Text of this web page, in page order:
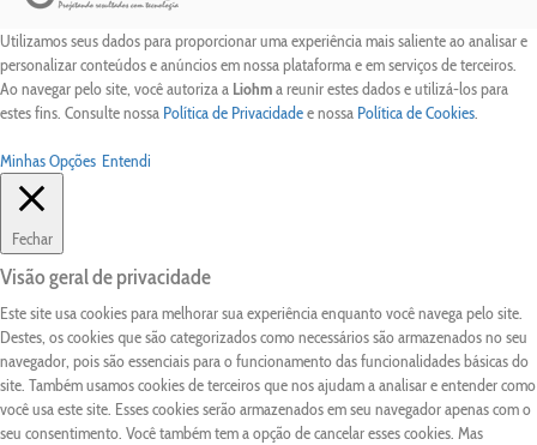
Utilizamos seus dados para proporcionar uma experiência mais saliente ao analisar e
personalizar conteúdos e anúncios em nossa plataforma e em serviços de terceiros.
Ao navegar pelo site, você autoriza a Liohma reunir estes dados e utilizá-los para
estes fins. Consulte nossa Política de Privacidadee nossa Política de Cookies.
Minhas Opções Entendi
Fechar
Visão geral de privacidade
Este site usa cookies para melhorar sua experiência enquanto você navega pelo site.
Destes, os cookies que são categorizados como necessários são armazenados no seu
navegador, pois são essenciais para o funcionamento das funcionalidades básicas do
site. Também usamos cookies de terceiros que nos ajudam a analisar e entender como
você usa este site. Esses cookies serão armazenados em seu navegador apenas com o
seu consentimento. Você também tem a opção de cancelar esses cookies. Mas